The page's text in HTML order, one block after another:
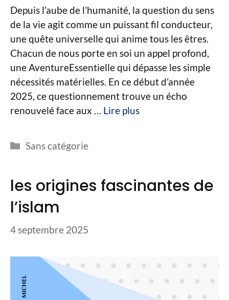
Depuis l’aube de l’humanité, la question du sens
de la vie agit comme un puissant fil conducteur,
une quête universelle qui anime tous les êtres.
Chacun de nous porte en soi un appel profond,
une AventureEssentielle qui dépasse les simple
nécessités matérielles. En ce début d’année
2025, ce questionnement trouve un écho
renouvelé face aux … Lire plus
Catégories
Sans catégorie
les origines fascinantes de
l’islam
4 septembre 2025